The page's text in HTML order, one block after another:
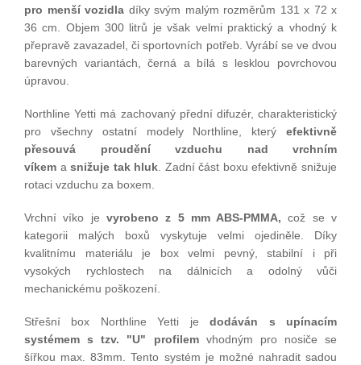
pro menší vozidla díky svým malým rozměrům 131 x 72 x
36 cm. Objem 300 litrů je však velmi praktický a vhodný k
přepravě zavazadel, či sportovních potřeb. Vyrábí se ve dvou
barevných variantách, černá a bílá s lesklou povrchovou
úpravou.
Northline Yetti má zachovaný přední difuzér, charakteristický
pro všechny ostatní modely Northline, který efektivně
přesouvá proudění vzduchu nad vrchním
víkem asnižuje tak hluk. Zadní část boxu efektivně snižuje
rotaci vzduchu za boxem.
Vrchní víko je vyrobeno z 5 mm ABS-PMMA, což se v
kategorii malých boxů vyskytuje velmi ojediněle. Díky
kvalitnímu materiálu je box velmi pevný, stabilní i při
vysokých rychlostech na dálnicích a odolný vůči
mechanickému poškození.
Střešní box Northline Yetti jedodáván s upínacím
systémem s tzv. "U" profilem vhodným pro nosiče se
šířkou max. 83mm. Tento systém je možné nahradit sadou